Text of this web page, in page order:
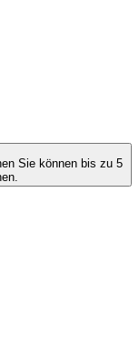
Sie können bis zu 5